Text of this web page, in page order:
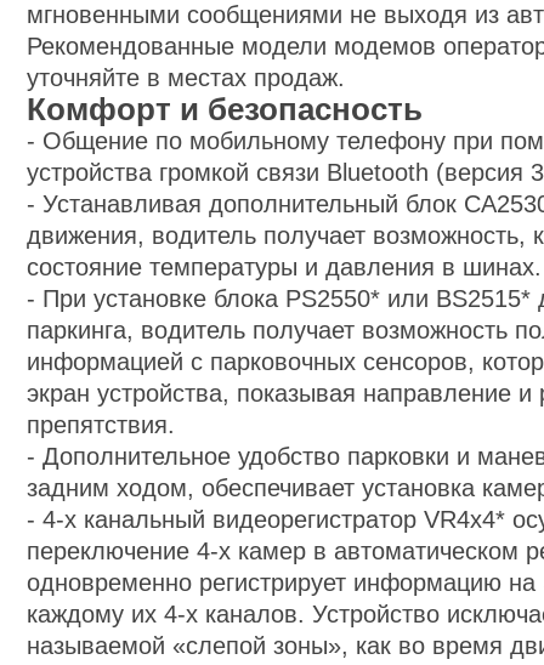
мгновенными сообщениями не выходя из
Рекомендованные модели модемов
уточняйте в местах продаж.
Комфорт и безопасность
- Общение по мобильному телефону при
устройства громкой связи Bluetooth (версия
- Устанавливая дополнительный блок
движения, водитель получает возможность,
состояние температуры и давления в шинах.
- При установке блока PS2550* или BS2515*
паркинга, водитель получает возможность
информацией с парковочных сенсоров,
экран устройства, показывая направление и
препятствия.
- Дополнительное удобство парковки и
задним ходом, обеспечивает установка
- 4-x канальный видеорегистратор VR4x4*
переключение 4-х камер в автоматическом
одновременно регистрирует информацию на
каждому их 4-х каналов. Устройство
называемой «слепой зоны», как во время